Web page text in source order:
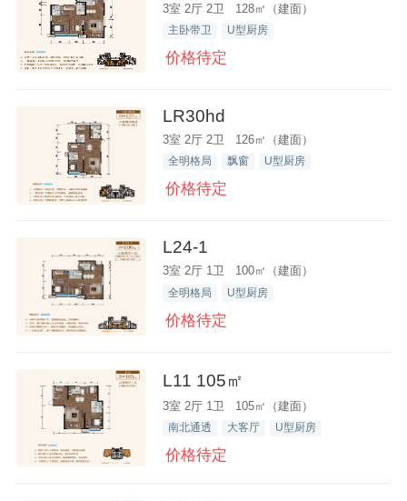
3室 2厅 2卫 128㎡（建面）
主卧带卫 U型厨房
价格待定
LR30hd
3室 2厅 2卫 126㎡（建面）
全明格局 飘窗 U型厨房
价格待定
L24-1
3室 2厅 1卫 100㎡（建面）
全明格局 U型厨房
价格待定
L11 105㎡
3室 2厅 1卫 105㎡（建面）
南北通透 大客厅 U型厨房
价格待定